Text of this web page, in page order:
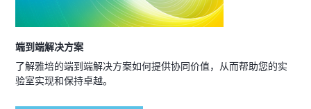
端到端解决方案
了解雅培的端到端解决方案如何提供协同价值，从而帮助您的实
验室实现和保持卓越。